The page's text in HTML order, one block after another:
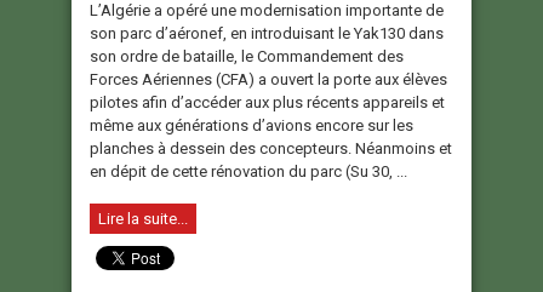
L’Algérie a opéré une modernisation importante de
son parc d’aéronef, en introduisant le Yak130 dans
son ordre de bataille, le Commandement des
Forces Aériennes (CFA) a ouvert la porte aux élèves
pilotes afin d’accéder aux plus récents appareils et
même aux générations d’avions encore sur les
planches à dessein des concepteurs. Néanmoins et
en dépit de cette rénovation du parc (Su 30, ...
Lire la suite...